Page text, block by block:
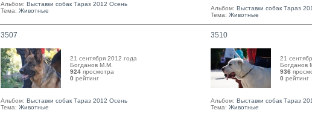
Альбом: Выставки собак Тараз 2012 Осень
Тема: Животные Альбом: Выставки собак Тараз
Тема: Животные
3507
21 сентября 2012 года
Богданов М.М.
924 просмотра
0 рейтинг
Альбом: Выставки собак Тараз 2012 Осень
Тема: Животные
3510
21
Богданов
936
0 рейтинг
Альбом: Выставки собак Тараз
Тема: Животные